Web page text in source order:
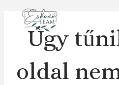
tartalomraÚgy
oldal